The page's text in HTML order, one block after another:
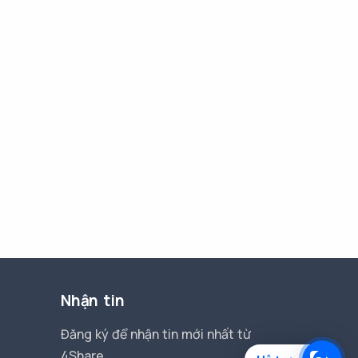
Nhận tin
Đăng ký để nhận tin mới nhất từ